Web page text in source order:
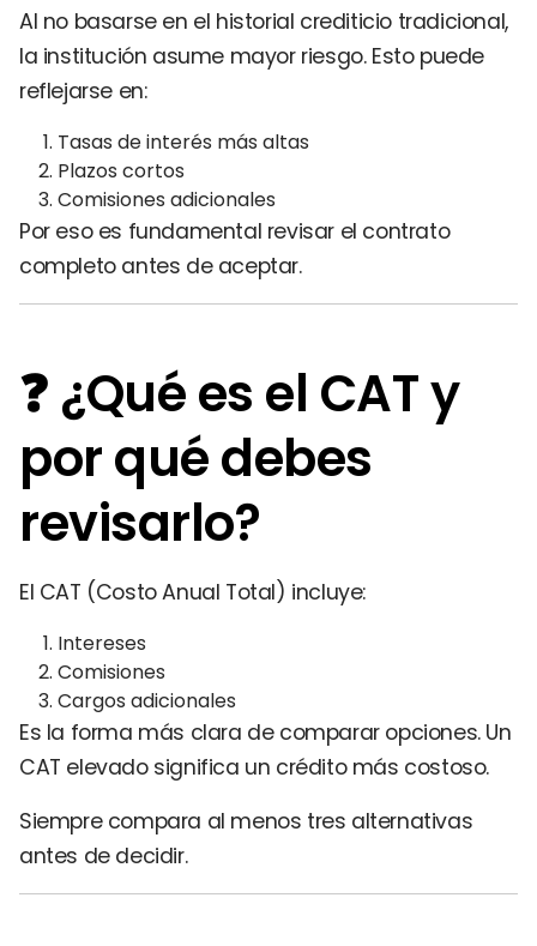
Al no basarse en el historial crediticio tradicional,
la institución asume mayor riesgo. Esto puede
reflejarse en:
Tasas de interés más altas
Plazos cortos
Comisiones adicionales
Por eso es fundamental revisar el contrato
completo antes de aceptar.
❓ ¿Qué es el CAT y
por qué debes
revisarlo?
El CAT (Costo Anual Total) incluye:
Intereses
Comisiones
Cargos adicionales
Es la forma más clara de comparar opciones. Un
CAT elevado significa un crédito más costoso.
Siempre compara al menos tres alternativas
antes de decidir.